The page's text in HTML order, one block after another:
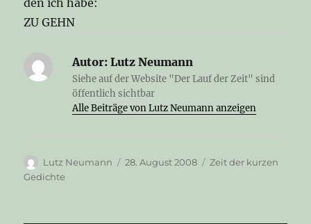
den ich habe:
ZU GEHN
Autor: Lutz Neumann
Siehe auf der Website "Der Lauf der Zeit" sind
öffentlich sichtbar
Alle Beiträge von Lutz Neumann anzeigen
Autor
Lutz Neumann
Veröffentlicht
28. August 2008 Kategorien
Zeit der kurzen
Gedichte